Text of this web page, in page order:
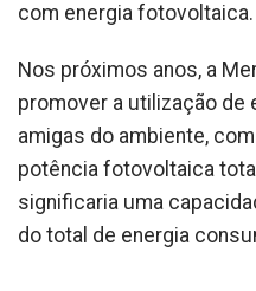
com energia fotovoltaica.
Nos próximos anos, a
promover a utilização de
amigas do ambiente,
potência fotovoltaica
significaria uma
do total de energia